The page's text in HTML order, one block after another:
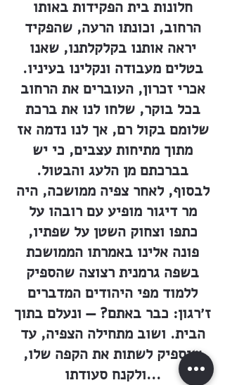
חלונות בית הפקידות באותו
הרחוב, וכונתו הרעה, שהפקיד
יראה אותנו בקלקלתנו, שאנו
בטלים מעבודה ונקלינו בעיניו.
אכרי זכרון, העוברים את הרחוב
בכל בוקר, שלחו לנו את ברכת
שלומם בקול רם, אך לנו נדמה אז
מתוך מתיחות עצבים, כי יש
בברכתם מן הלעג והבטול.
לבסוף, לאחר צפיה ממושכה, היה
מר דיגור מופיע עם רובהו על
כתפו וצחוק השטן על שפתיו,
פונה אלינו באמרתו הממושכת
בשפה גרמנית רצוצה שהספיק
ללמוד מפי היהודים המדברים
ז׳רגון: כבר באתם? — ונעלם בתוך
הבית. ושוב מתחילה הצפיה, עד
שיספיק לשתות את הקפה שלו,
ולקנח סעודתו...